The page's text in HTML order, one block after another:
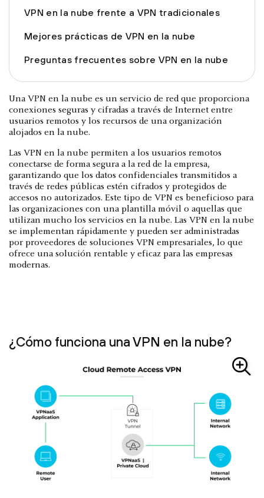
VPN en la nube frente a VPN tradicionales
Mejores prácticas de VPN en la nube
Preguntas frecuentes sobre VPN en la nube
Una VPN en la nube es un servicio de red que proporciona
conexiones seguras y cifradas a través de Internet entre
usuarios remotos y los recursos de una organización
alojados en la nube.
Las VPN en la nube permiten a los usuarios remotos
conectarse de forma segura a la red de la empresa,
garantizando que los datos confidenciales transmitidos a
través de redes públicas estén cifrados y protegidos de
accesos no autorizados. Este tipo de VPN es beneficioso para
las organizaciones con una plantilla móvil o aquellas que
utilizan mucho los servicios en la nube. Las VPN en la nube
se implementan rápidamente y pueden ser administradas
por proveedores de soluciones VPN empresariales, lo que
ofrece una solución rentable y eficaz para las empresas
modernas.
¿Cómo funciona una VPN en la nube?